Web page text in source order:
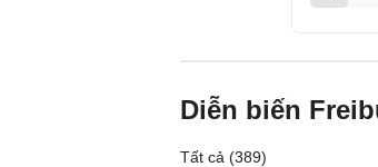
Diễn biến
Tất cả (389)